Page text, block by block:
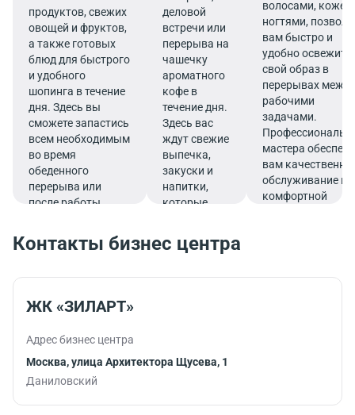
продуктов, свежих
овощей и фруктов,
а также готовых
блюд для быстрого
и удобного
шопинга в течение
дня. Здесь вы
сможете запастись
всем необходимым
во время
обеденного
перерыва или
после работы.
деловой
встречи или
перерыва на
чашечку
ароматного
кофе в
течение дня.
Здесь вас
ждут свежие
выпечка,
закуски и
напитки,
которые
бодрости и
продуктивно
волосами, кожей
ногтями,
вам быстро и
удобно освежить
свой образ в
перерывах между
рабочими
задачами.
мастера
вам
обслуживание в
комфортной
Контакты бизнес центра
ЖК «ЗИЛАРТ»
Адрес бизнес центра
Москва, улица Архитектора Щусева, 1
Даниловский